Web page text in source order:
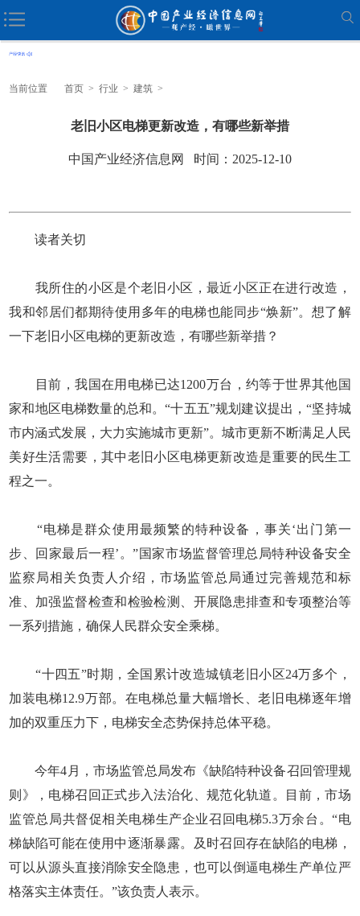
当前位置 首页 > 行业 > 建筑 >
老旧小区电梯更新改造，有哪些新举措
中国产业经济信息网 时间：2025-12-10
读者关切
我所住的小区是个老旧小区，最近小区正在进行改造，
我和邻居们都期待使用多年的电梯也能同步“焕新”。想了解
一下老旧小区电梯的更新改造，有哪些新举措？
目前，我国在用电梯已达1200万台，约等于世界其他国
家和地区电梯数量的总和。“十五五”规划建议提出，“坚持城
市内涵式发展，大力实施城市更新”。城市更新不断满足人民
美好生活需要，其中老旧小区电梯更新改造是重要的民生工
程之一。
“电梯是群众使用最频繁的特种设备，事关‘出门第一
步、回家最后一程’。”国家市场监督管理总局特种设备安全
监察局相关负责人介绍，市场监管总局通过完善规范和标
准、加强监督检查和检验检测、开展隐患排查和专项整治等
一系列措施，确保人民群众安全乘梯。
“十四五”时期，全国累计改造城镇老旧小区24万多个，
加装电梯12.9万部。在电梯总量大幅增长、老旧电梯逐年增
加的双重压力下，电梯安全态势保持总体平稳。
今年4月，市场监管总局发布《缺陷特种设备召回管理规
则》，电梯召回正式步入法治化、规范化轨道。目前，市场
监管总局共督促相关电梯生产企业召回电梯5.3万余台。“电
梯缺陷可能在使用中逐渐暴露。及时召回存在缺陷的电梯，
可以从源头直接消除安全隐患，也可以倒逼电梯生产单位严
格落实主体责任。”该负责人表示。